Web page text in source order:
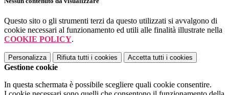
Questo sito o gli strumenti terzi da questo utilizzati si avvalgono di
cookie necessari al funzionamento ed utili alle finalità illustrate nella
COOKIE POLICY.
Personalizza Rifiuta tutti i cookies Accetta tutti i cookies
Gestione cookie
In questa schermata è possibile scegliere quali cookie consentire.